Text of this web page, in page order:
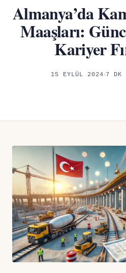
Almanya’da
Maaşları:
Kariyer
15 EYLÜL 2024 7 DK